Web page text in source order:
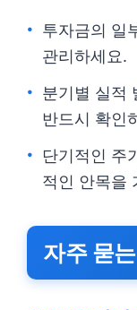
투자금의 일
관리하세요.
분기별 실적
반드시 확인
단기적인 주
적인 안목을
자주 묻